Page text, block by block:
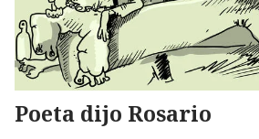
Poeta dijo Rosario